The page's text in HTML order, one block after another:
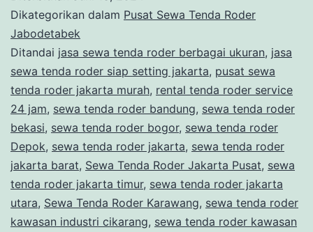
ACARA
DAN
EVENT
BESAR
DI
JABODETABEK
Dikategorikan dalam Pusat Sewa Tenda Roder
Jabodetabek
Ditandai jasa sewa tenda roder berbagai ukuran, jasa
sewa tenda roder siap setting jakarta, pusat sewa
tenda roder jakarta murah, rental tenda roder service
24 jam, sewa tenda roder bandung, sewa tenda roder
bekasi, sewa tenda roder bogor, sewa tenda roder
Depok, sewa tenda roder jakarta, sewa tenda roder
jakarta barat, Sewa Tenda Roder Jakarta Pusat, sewa
tenda roder jakarta timur, sewa tenda roder jakarta
utara, Sewa Tenda Roder Karawang, sewa tenda roder
kawasan industri cikarang, sewa tenda roder kawasan